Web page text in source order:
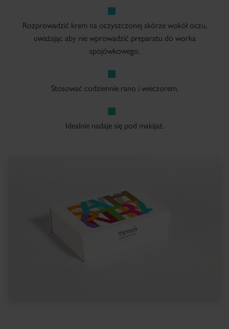
Rozprowadzić krem na oczyszczonej skórze wokół oczu,
uważając aby nie wprowadzić preparatu do worka
spojówkowego.
Stosować codziennie rano i wieczorem.
Idealnie nadaje się pod makijaż.